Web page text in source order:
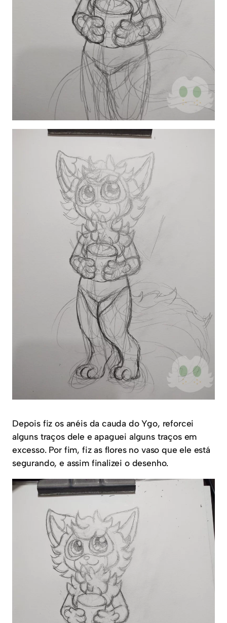
Depois fiz os anéis da cauda do Ygo, reforcei
alguns traços dele e apaguei alguns traços em
excesso. Por fim, fiz as flores no vaso que ele está
segurando, e assim finalizei o desenho.